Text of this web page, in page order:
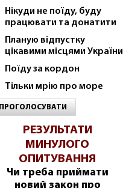
Нікуди не поїду, буду
працювати та донатити
Планую відпустку
цікавими місцями України
Поїду за кордон
Тільки мрію про море
ПРОГОЛОСУВАТИ
РЕЗУЛЬТАТИ
МИНУЛОГО
ОПИТУВАННЯ
Чи треба приймати
новий закон про